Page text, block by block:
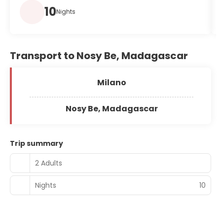
10Nights
Transport to Nosy Be, Madagascar
Milano
Nosy Be, Madagascar
Trip summary
2 Adults
Nights 10